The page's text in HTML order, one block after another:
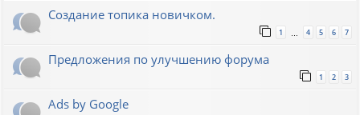
Создание топика новичком.
1 4 5 6 7
Предложения по улучшению форума
1 2 3
Ads by Google